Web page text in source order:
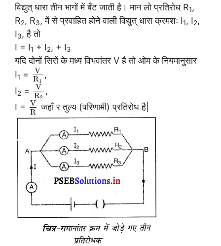
विद्युत् धारा तीन भागों में बँट जाती है। मान लो प्रतिरोध R1,
R2, R3, में से प्रवाहित होने वाली विद्युत् धारा क्रमशः I1, I2,
I3, है तो
I = I1 + I2, + I3
यदि दोनों सिरों के मध्य विभवांतर V है तो ओम के नियमानुसार
I1 =
V
R1
,
I2 =
V
R2
,
I =
V
R जहाँ र तुल्य (परिणामी) प्रतिरोध है|